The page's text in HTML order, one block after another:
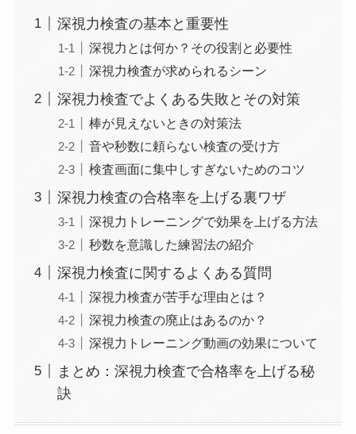
深視力検査の基本と重要性
深視力とは何か？その役割と必要性
深視力検査が求められるシーン
深視力検査でよくある失敗とその対策
棒が見えないときの対策法
音や秒数に頼らない検査の受け方
検査画面に集中しすぎないためのコツ
深視力検査の合格率を上げる裏ワザ
深視力トレーニングで効果を上げる方法
秒数を意識した練習法の紹介
深視力検査に関するよくある質問
深視力検査が苦手な理由とは？
深視力検査の廃止はあるのか？
深視力トレーニング動画の効果について
まとめ：深視力検査で合格率を上げる秘
訣